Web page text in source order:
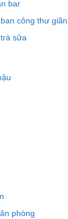
bar
công thư giãn
sữa
phòng